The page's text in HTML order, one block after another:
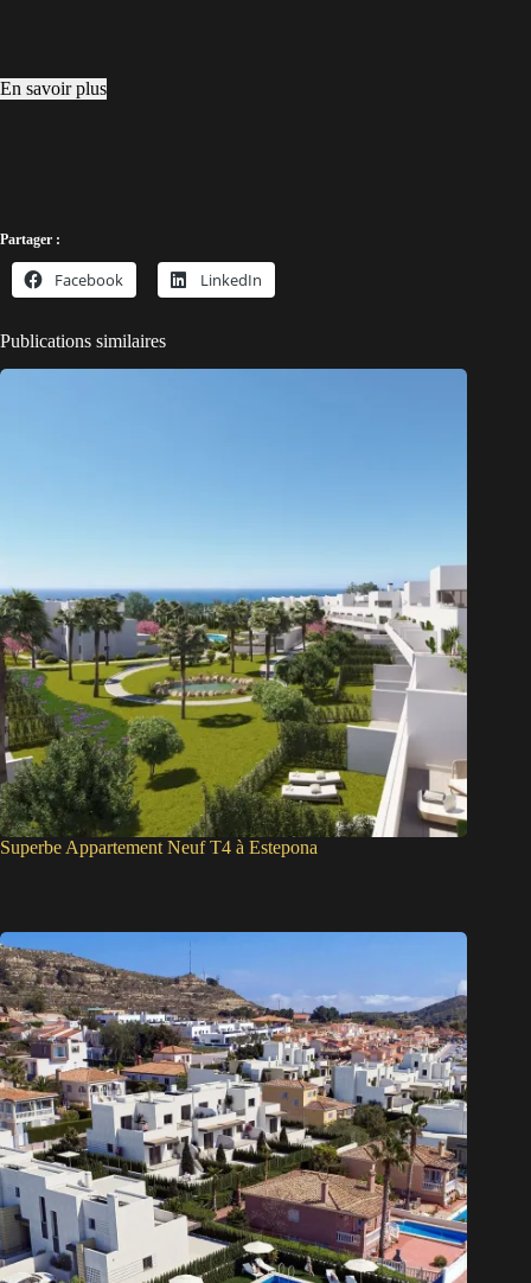
En savoir plus
Partager :
Facebook LinkedIn
Publications similaires
Superbe Appartement Neuf T4 à Estepona